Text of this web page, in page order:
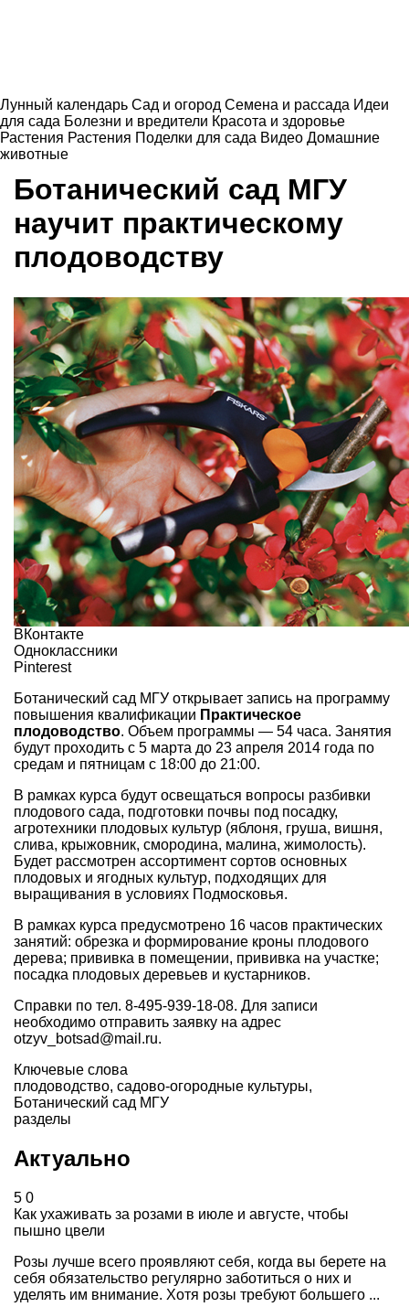
Лунный календарь Сад и огород Семена и рассада Идеи
для сада Болезни и вредители Красота и здоровье
Растения Растения Поделки для сада Видео Домашние
животные
Ботанический сад МГУ
научит практическому
плодоводству
ВКонтакте
Одноклассники
Pinterest
Ботанический сад МГУ открывает запись на программу
повышения квалификации Практическое
плодоводство. Объем программы — 54 часа. Занятия
будут проходить с 5 марта до 23 апреля 2014 года по
средам и пятницам с 18:00 до 21:00.
В рамках курса будут освещаться вопросы разбивки
плодового сада, подготовки почвы под посадку,
агротехники плодовых культур (яблоня, груша, вишня,
слива, крыжовник, смородина, малина, жимолость).
Будет рассмотрен ассортимент сортов основных
плодовых и ягодных культур, подходящих для
выращивания в условиях Подмосковья.
В рамках курса предусмотрено 16 часов практических
занятий: обрезка и формирование кроны плодового
дерева; прививка в помещении, прививка на участке;
посадка плодовых деревьев и кустарников.
Справки по тел. 8-495-939-18-08. Для записи
необходимо отправить заявку на адрес
otzyv_botsad@mail.ru.
Ключевые слова
плодоводство, садово-огородные культуры,
Ботанический сад МГУ
разделы
Актуально
5 0
Как ухаживать за розами в июле и августе, чтобы
пышно цвели
Розы лучше всего проявляют себя, когда вы берете на
себя обязательство регулярно заботиться о них и
уделять им внимание. Хотя розы требуют большего ...